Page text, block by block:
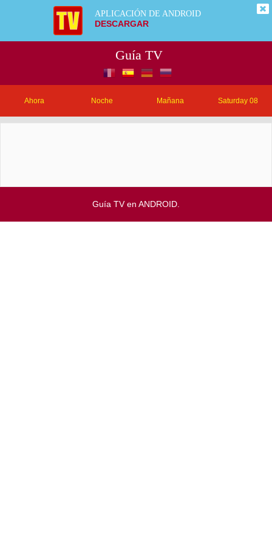
APLICACIÓN DE ANDROID
DESCARGAR
Guía TV
Ahora Noche Mañana Saturday 08
Guía TV en ANDROID.